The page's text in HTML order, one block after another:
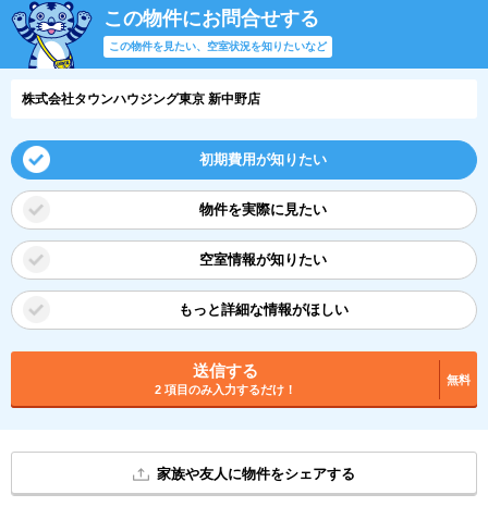
この物件にお問合せする
この物件を見たい、空室状況を知りたいなど
株式会社タウンハウジング東京 新中野店
初期費用が知りたい
物件を実際に見たい
空室情報が知りたい
もっと詳細な情報がほしい
送信する
2 項目のみ入力するだけ！
無料
家族や友人に物件をシェアする